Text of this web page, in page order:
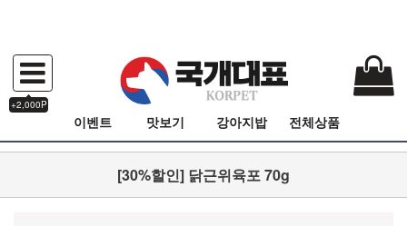
+2,000P
이벤트 맛보기 강아지밥 전체상품
[30%할인] 닭근위육포 70g